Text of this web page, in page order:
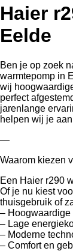
Haier
Eelde
Ben je op zoek
warmtepomp in
wij
perfect
jarenlange
helpen wij je
—
Waarom kiezen
Een Haier r290
Of je nu kiest
thuisgebruik of
– Hoogwaardige
– Lage
– Moderne
– Comfort en